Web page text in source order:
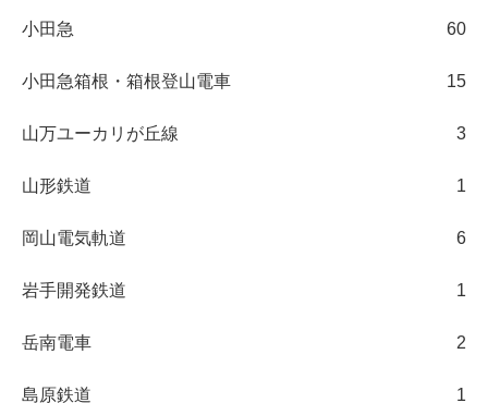
小田急 60
小田急箱根・箱根登山電車 15
山万ユーカリが丘線 3
山形鉄道 1
岡山電気軌道 6
岩手開発鉄道 1
岳南電車 2
島原鉄道 1